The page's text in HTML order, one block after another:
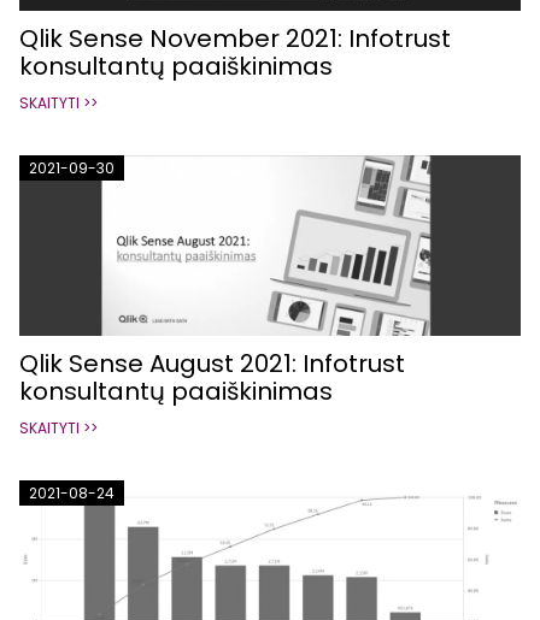
Qlik Sense November 2021: Infotrust
konsultantų paaiškinimas
SKAITYTI >>
2021-09-30
Qlik Sense August 2021: Infotrust
konsultantų paaiškinimas
SKAITYTI >>
2021-08-24